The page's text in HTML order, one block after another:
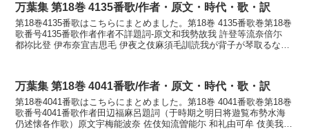
万葉集 第18巻 4135番歌/作者・原文・時代・歌・訳
第18巻4135番歌はこちらにまとめました。第18巻 4135番歌巻第18巻
歌番号4135番歌作者作者不詳題詞-原文和我勢故我 許登等流奈倍尓
都祢比登 伊布奈宜吉思毛 伊夜之伎麻須毛訓読我が背子が琴取るなへ
万葉集 第18巻 4041番歌/作者・原文・時代・歌・訳
第18巻4041番歌はこちらにまとめました。第18巻 4041番歌巻第18巻
歌番号4041番歌作者田辺福麻呂題詞（于時期之明日将遊覧布勢水海
仍述懐各作歌）原文宇梅能波奈 佐伎知流曽能尓 和礼由可牟 伎美我都